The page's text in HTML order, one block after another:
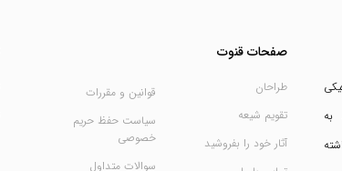
به
صفحات قنوت
طراحان
تقویم شیعه
آثار خود را بفروشید
قوانین و مقررات
سیاست حفظ حریم
خصوصی
سوالات متداول